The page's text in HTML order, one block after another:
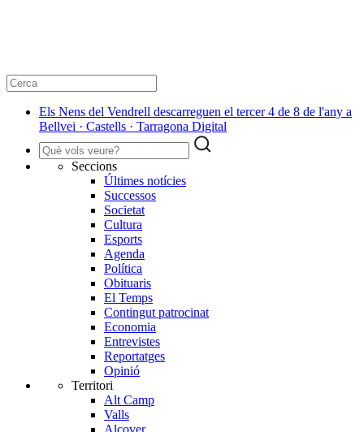
Els Nens del Vendrell descarreguen el tercer 4 de 8 de l'any a
Bellvei · Castells · Tarragona Digital
Seccions
Últimes notícies
Successos
Societat
Cultura
Esports
Agenda
Política
Obituaris
El Temps
Contingut patrocinat
Economia
Entrevistes
Reportatges
Opinió
Territori
Alt Camp
Valls
Alcover